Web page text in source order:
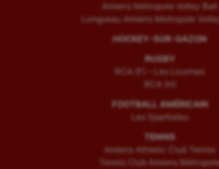
Amiens Métropole Volley Ball
Longueau Amiens Metropole
HOCKEY-SUR-GAZON
RUGBY
RCA (F) – Les Licornes
RCA (H)
FOOTBALL AMÉRICAIN
Les Spartiates
TENNIS
Amiens Athletic Club Tennis
Tennis Club Amiens Métropole